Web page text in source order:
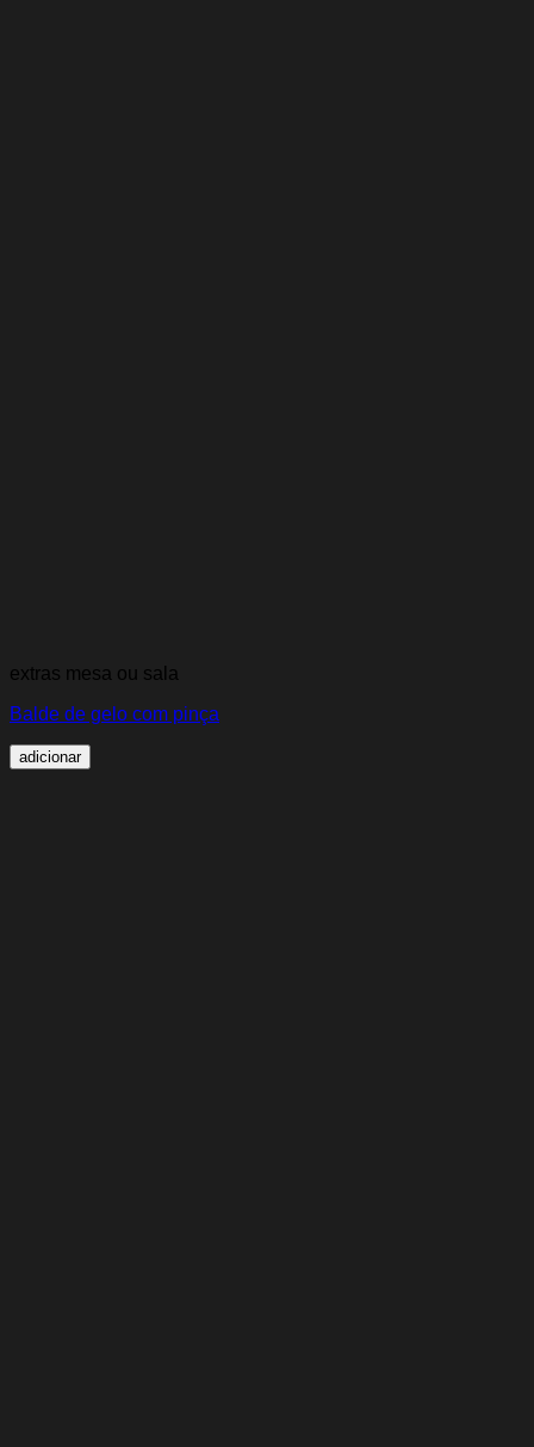
extras mesa ou sala
Balde de gelo com pinça
adicionar